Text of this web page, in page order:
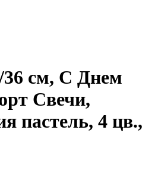
см, С Днем
Свечи,
пастель, 4 цв.,